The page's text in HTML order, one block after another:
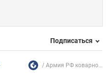
Подписаться
Армия РФ коварно...